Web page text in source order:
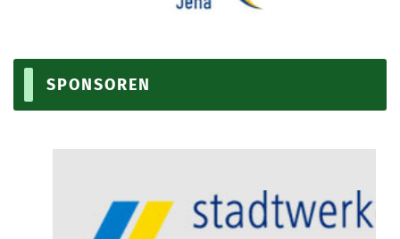
SPONSOREN